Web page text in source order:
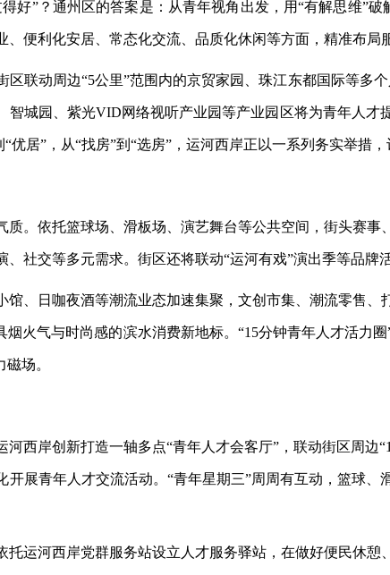
好”？通州区的答案是：从青年视角出发，用“有解思维”
便利化安居、常态化交流、品质化休闲等方面，精准布局
区联动周边“5公里”范围内的京贸家园、珠江东都国际等多
智城园、紫光VID网络视听产业园等产业园区将为青年人
优居”，从“找房”到“选房”，运河西岸正以一系列务实举措
质。依托篮球场、滑板场、演艺舞台等公共空间，街头赛
、社交等多元需求。街区还将联动“运河有戏”演出季等品牌
馆、日咖夜酒等潮流业态加速集聚，文创市集、潮流零售
烟火气与时尚感的滨水消费新地标。“15分钟青年人才活
场。
河西岸创新打造一轴多点“青年人才会客厅”，联动街区周边
开展青年人才交流活动。“青年星期三”周周有互动，篮球
托运河西岸党群服务站设立人才服务驿站，在做好便民休